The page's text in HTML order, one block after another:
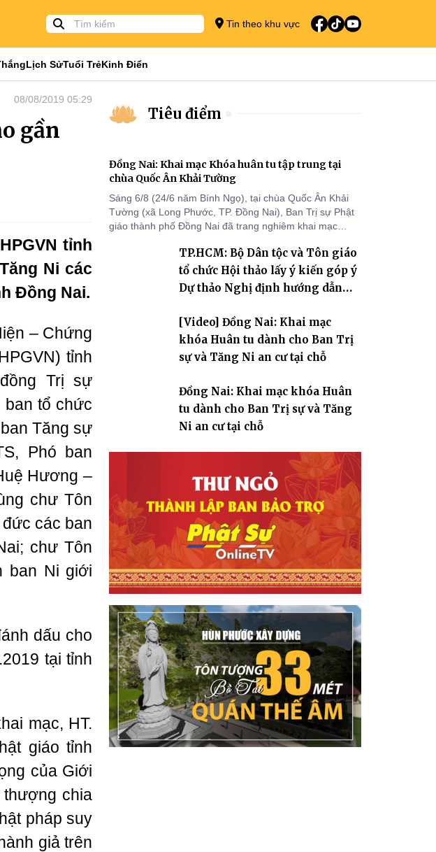
Tin theo khu vực
Lịch SửTuổi TrẻKinh Điển
08/08/2019 05:29
gần
tỉnh
Ni các
Đồng Nai.
– Chứng
tỉnh
Trị sự
ban tổ chức
Tăng sự
Phó ban
Hương –
chư Tôn
các ban
chư Tôn
ban Ni giới
dấu cho
tại tỉnh
mạc, HT.
giáo tỉnh
của Giới
chia
pháp suy
giả trên
Tiêu điểm
Đồng Nai: Khai mạc Khóa huân tu tập trung tại
chùa Quốc Ân Khải Tường
Sáng 6/8 (24/6 năm Bính Ngọ), tại chùa Quốc Ân Khải
Tường (xã Long Phước, TP. Đồng Nai), Ban Trị sự Phật
giáo thành phố Đồng Nai đã trang nghiêm khai mạc
2570 dành cho chư Tăng hành giả an cư tại chỗ khu vực
VII, VIII và trường hạ chùa Quốc Ân Khải Tường.
TP.HCM: Bộ Dân tộc và Tôn giáo
tổ chức Hội thảo lấy ý kiến góp ý
Dự thảo Nghị định hướng dẫn
giáo
[Video] Đồng Nai: Khai mạc
khóa Huân tu dành cho Ban Trị
sự và Tăng Ni an cư tại chỗ
Đồng Nai: Khai mạc khóa Huân
tu dành cho Ban Trị sự và Tăng
Ni an cư tại chỗ